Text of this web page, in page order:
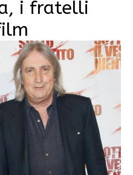
i fratelli